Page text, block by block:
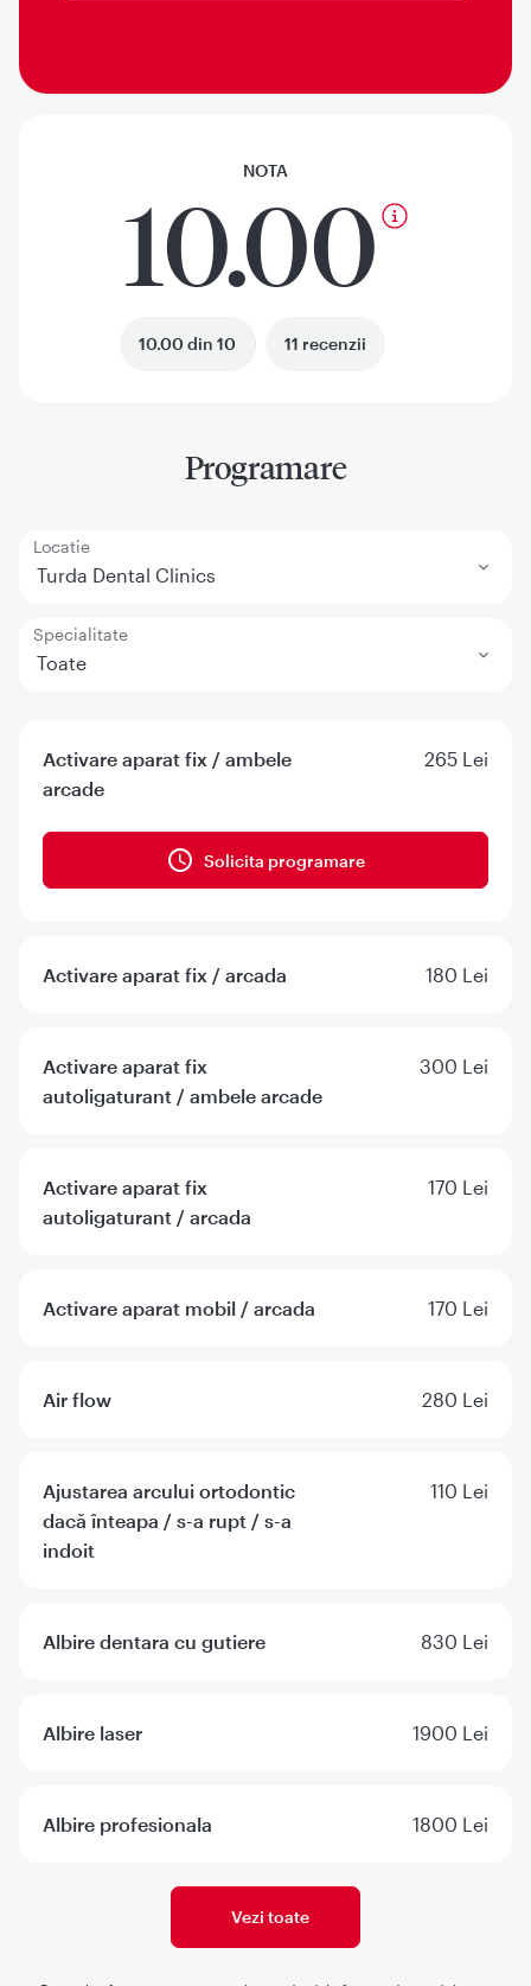
NOTA
10.00
10.00 din 10 11 recenzii
Programare
Locatie
Turda Dental Clinics
Specialitate
Toate
Activare aparat fix / ambele
arcade
265 Lei
Solicita programare
Activare aparat fix / arcada 180 Lei
Activare aparat fix
autoligaturant / ambele arcade
300 Lei
Activare aparat fix
autoligaturant / arcada
170 Lei
Activare aparat mobil / arcada 170 Lei
Air flow 280 Lei
Ajustarea arcului ortodontic
dacă înteapa / s-a rupt / s-a
indoit
110 Lei
Albire dentara cu gutiere 830 Lei
Albire laser 1900 Lei
Albire profesionala 1800 Lei
Vezi toate